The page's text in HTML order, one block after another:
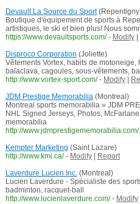
Devault La Source du Sport
Boutique d'équipement de sports à
artistiques, le ski et bien plus! Nous
https://www.devaultsports.com/ - Modify|
Disproco Corporation (Joliette)
Vêtements Vortex, habits de motoneige,
balaclava, cagoules, sous-vêtements,
http://www.vortex-sport.com/ - Modify|
JDM Prestige Memorabilia(Montreal)
Montreal sports memorabilia » JDM
NHL Signed Jerseys, Photos,
memorabilia
http://www.jdmprestigememorabilia.com/
Kempter Marketing (Saint Lazare)
http://www.kmi.ca/ - Modify|
Report
Laverdure Lucien Inc.(Montreal)
Lucien Laverdure - Spécialiste des
badminton, racquet-ball
http://www.lucienlaverdure.com/ - Modify|